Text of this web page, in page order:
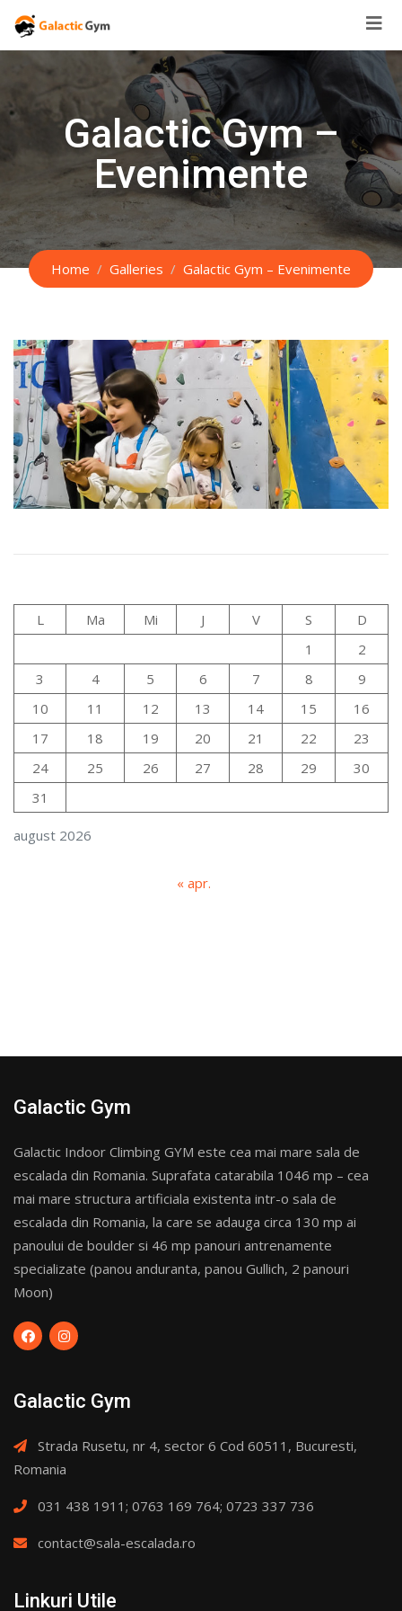
Skip
Galactic Gym –
Evenimente
Home Galleries Galactic Gym – Evenimente
august 2026
L Ma Mi J V S
D
1
2
3
4 5 6 7 8
9
10
11 12 13 14 15
16
17
18 19 20 21 22
23
24
25 26 27 28 29
30
31
« apr.
Galactic Gym
Galactic Indoor Climbing GYM este cea mai mare sala de
escalada din Romania. Suprafata catarabila 1046 mp – cea
mai mare structura artificiala existenta intr-o sala de
escalada din Romania, la care se adauga circa 130 mp ai
panoului de boulder si 46 mp panouri antrenamente
specializate (panou anduranta, panou Gullich, 2 panouri
Moon)
Galactic Gym
Strada Rusetu, nr 4, sector 6 Cod 60511, Bucuresti,
Romania
031 438 1911; 0763 169 764; 0723 337 736
contact@sala-escalada.ro
Linkuri Utile